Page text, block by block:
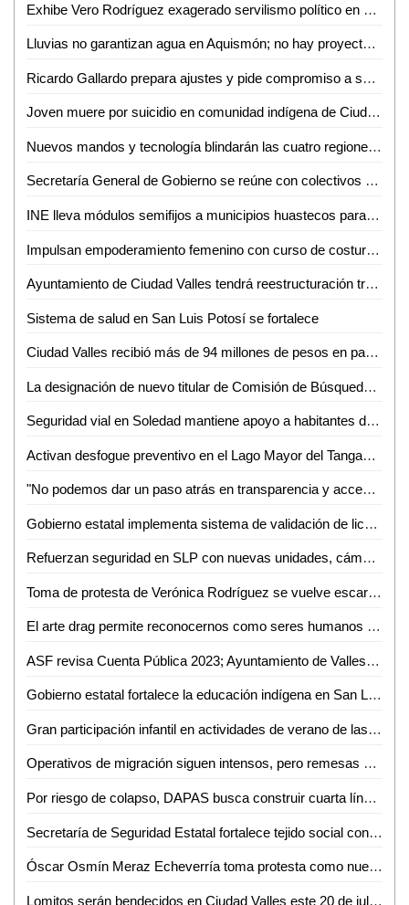
Exhibe Vero Rodríguez exagerado servilismo político en visita de Jorge Romero
Lluvias no garantizan agua en Aquismón; no hay proyecto para abastecimiento: Francisco Cruz
Ricardo Gallardo prepara ajustes y pide compromiso a su gabinete previo a su Cuarto Informe
Joven muere por suicidio en comunidad indígena de Ciudad Valles
Nuevos mandos y tecnología blindarán las cuatro regiones de SLP
Secretaría General de Gobierno se reúne con colectivos de búsqueda del interior del estado
INE lleva módulos semifijos a municipios huastecos para facilitar trámite de credencial de elector
Impulsan empoderamiento femenino con curso de costura en la Instancia de la Mujer
Ayuntamiento de Ciudad Valles tendrá reestructuración tras movimientos en el gabinete municipal
Sistema de salud en San Luis Potosí se fortalece
Ciudad Valles recibió más de 94 millones de pesos en participaciones federales
La designación de nuevo titular de Comisión de Búsqueda apegada al marco legal
Seguridad vial en Soledad mantiene apoyo a habitantes de colonia privadas de La Hacienda
Activan desfogue preventivo en el Lago Mayor del Tangamanga I tras alcanzar 95% de su capacidad
"No podemos dar un paso atrás en transparencia y acceso a la información": Carlos Arreola
Gobierno estatal implementa sistema de validación de licencias
Refuerzan seguridad en SLP con nuevas unidades, cámaras y liderazgo en el C5
Toma de protesta de Verónica Rodríguez se vuelve escarnio en redes sociales por su exceso de ego
El arte drag permite reconocernos como seres humanos dentro del amor y la creatividad: Isis Herrera
ASF revisa Cuenta Pública 2023; Ayuntamiento de Valles ya entregó solventaciones
Gobierno estatal fortalece la educación indígena en San Luis Potosí
Gran participación infantil en actividades de verano de las bibliotecas de Soledad
Operativos de migración siguen intensos, pero remesas mantienen ingresos estables, afirma titular en SLP
Por riesgo de colapso, DAPAS busca construir cuarta línea de conducción en Ciudad Valles
Secretaría de Seguridad Estatal fortalece tejido social con campañas permanentes de prevención
Óscar Osmín Meraz Echeverría toma protesta como nuevo director de DAPAS en Ciudad Valles
Lomitos serán bendecidos en Ciudad Valles este 20 de julio por el Día Nacional del Perro